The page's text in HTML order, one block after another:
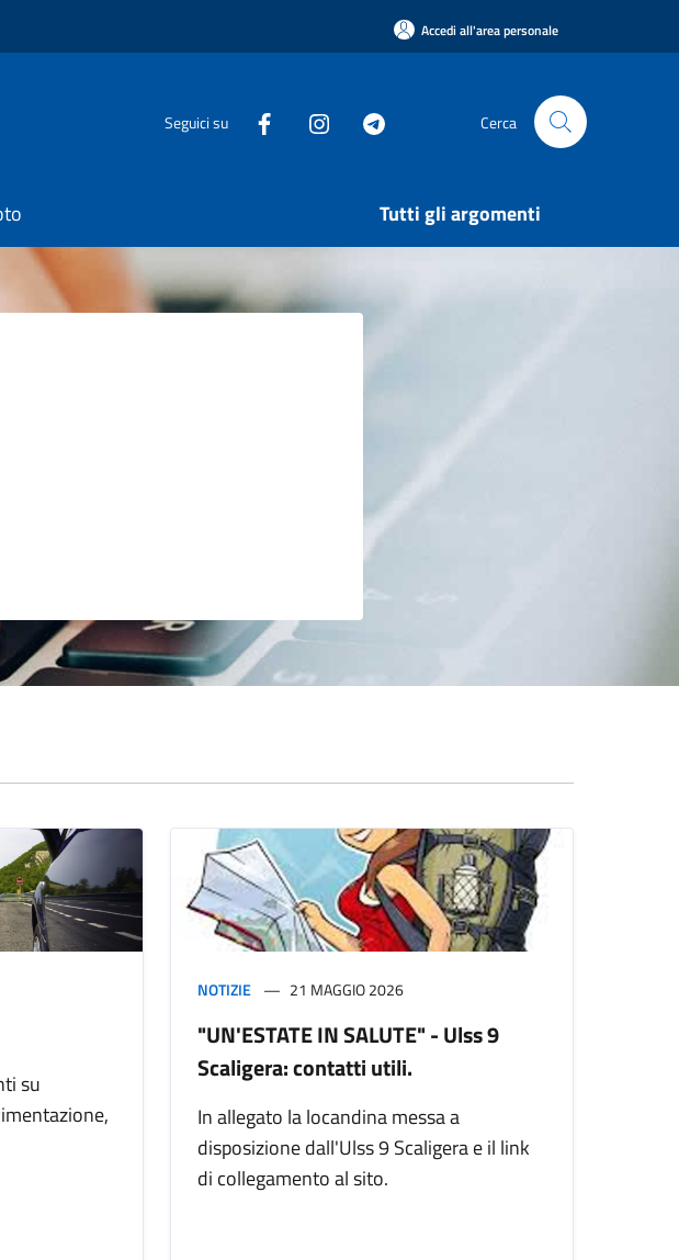
Accedi all'area personale
Seguici su Cerca
Tutti gli argomenti
su
NOTIZIE 21 MAGGIO 2026
"UN'ESTATE IN SALUTE" - Ulss 9
Scaligera: contatti utili.
In allegato la locandina messa a
disposizione dall'Ulss 9 Scaligera e il link
di collegamento al sito.